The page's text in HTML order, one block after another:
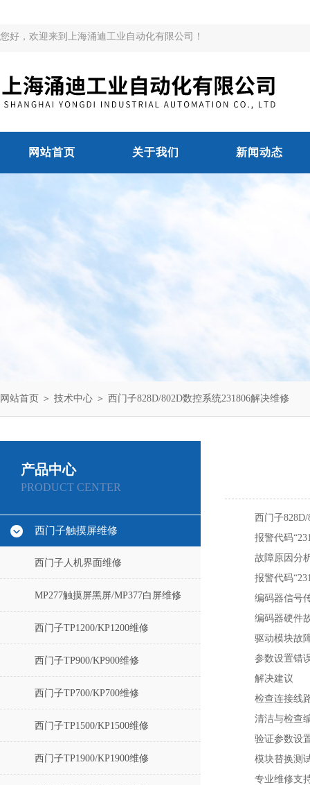
您好，欢迎来到上海涌迪工业自动化有限公司！
网站首页 关于我们 新闻动态
网站首页 ＞ 技术中心 ＞ 西门子828D/802D数控系统231806解决维修
产品中心
PRODUCT CENTER
西门子触摸屏维修
西门子人机界面维修
MP277触摸屏黑屏/MP377白屏维修
西门子TP1200/KP1200维修
西门子TP900/KP900维修
西门子TP700/KP700维修
西门子TP1500/KP1500维修
西门子TP1900/KP1900维修
西门子
报警代码
故障原因分
报警代码
编码器信号
编码器硬件
驱动模块故
参数设置错
解决建议
检查连接线
清洁与检查
验证参数设
模块替换测
专业维修支